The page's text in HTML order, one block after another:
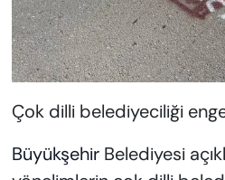
Çok dilli belediyeciliği
BüyükşehirBelediyesi